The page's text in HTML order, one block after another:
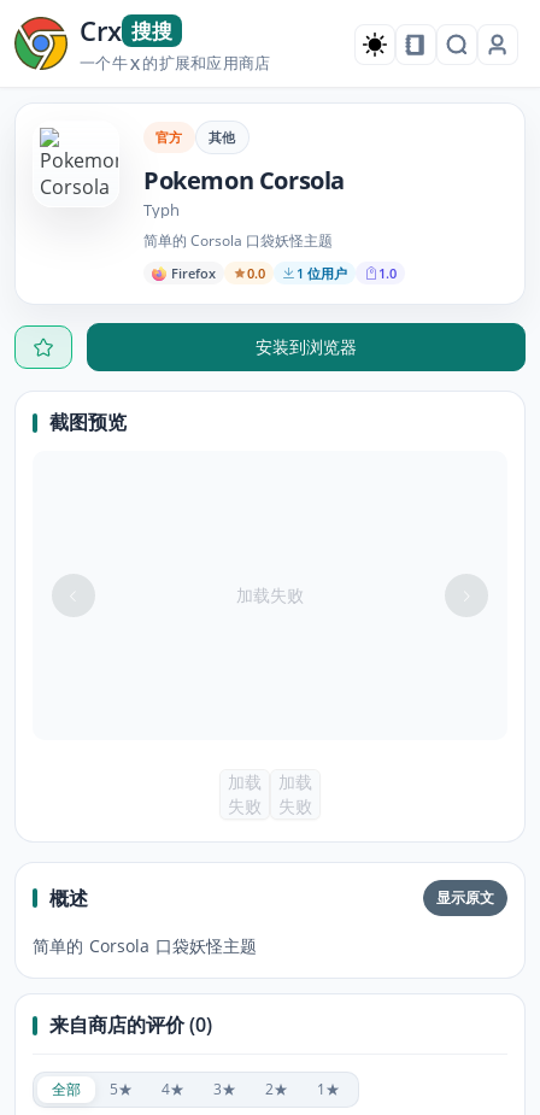
Crx 搜搜
一个牛X的扩展和应用商店
官方 其他
Pokemon Corsola
Typh
简单的 Corsola 口袋妖怪主题
Firefox 0.0 1 位用户 1.0
安装到浏览器
截图预览
加载失败
加载
失败
加载
失败
概述 显示原文
简单的 Corsola 口袋妖怪主题
来自商店的评价 (0)
全部 5★ 4★ 3★ 2★ 1★